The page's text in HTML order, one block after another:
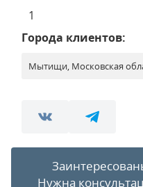
1
Города клиентов:
Мытищи, Московская
Нужна